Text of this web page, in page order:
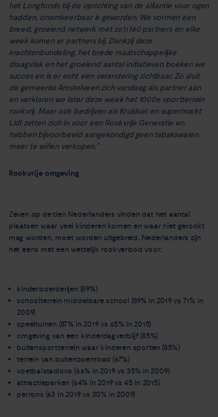
het Longfonds bij de oprichting van de alliantie voor ogen
hadden, onomkeerbaar is geworden. We vormen een
breed, groeiend netwerk met zo’n 160 partners en elke
week komen er partners bij. Dankzij deze
krachtenbundeling, het brede maatschappelijke
draagvlak en het groeiend aantal initiatieven boeken we
succes en is er echt een verandering zichtbaar. Zo sluit
de gemeente Amstelveen zich vandaag als partner aan
en verklaren we later deze week het 1000e sportterrein
rookvrij. Maar ook bedrijven als Kruidvat en supermarkt
Lidl zetten zich in voor een Rookvrije Generatie en
hebben bijvoorbeeld aangekondigd geen tabakswaren
meer te willen verkopen.”
Rookvrije omgeving
Zeven op de tien Nederlanders vinden dat het aantal
plaatsen waar veel kinderen komen en waar niet gerookt
mag worden, moet worden uitgebreid. Nederlanders zijn
het eens met een wettelijk rookverbod voor:
kinderboerderijen (89%)
schoolterrein middelbare school (89% in 2019 vs 71% in
2009)
speeltuinen (87% in 2019 vs 65% in 2015)
omgeving van een kinderdagverblijf (85%)
buitensportterrein waar kinderen sporten (85%)
terrein van buitenzwembad (67%)
voetbalstadions (66% in 2019 vs 35% in 2009)
attractieparken (64% in 2019 vs 45 in 2015)
perrons (63 in 2019 vs 30% in 2009)